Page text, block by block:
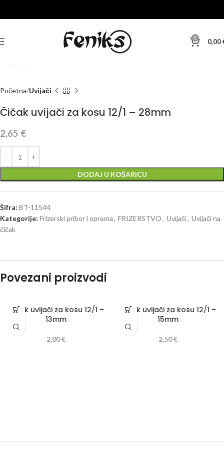
0 0,00
Početna Uvijači
Čičak uvijači za kosu 12/1 – 28mm
2,65 €
DODAJ U KOŠARICU
Šifra: BT-11544
Kategorije: Frizerski pribor i oprema, FRIZERSTVO, Uvijači, Uvijači na
čičak
Povezani proizvodi
Čičak uvijači za kosu 12/1 –
13mm
2,00€
Čičak uvijači za kosu 12/1 –
15mm
2,50€